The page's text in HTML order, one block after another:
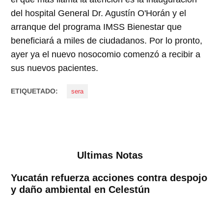
del hospital General Dr. Agustín O'Horán y el
arranque del programa IMSS Bienestar que
beneficiará a miles de ciudadanos. Por lo pronto,
ayer ya el nuevo nosocomio comenzó a recibir a
sus nuevos pacientes.
ETIQUETADO: sera
Ultimas Notas
Yucatán refuerza acciones contra despojo
y daño ambiental en Celestún